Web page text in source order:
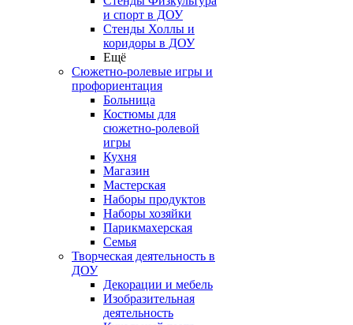
и спорт в ДОУ
Стенды Холлы и
коридоры в ДОУ
Ещё
Сюжетно-ролевые игры и
профориентация
Больница
Костюмы для
сюжетно-ролевой
игры
Кухня
Магазин
Мастерская
Наборы продуктов
Наборы хозяйки
Парикмахерская
Семья
Творческая деятельность в
ДОУ
Декорации и мебель
Изобразительная
деятельность